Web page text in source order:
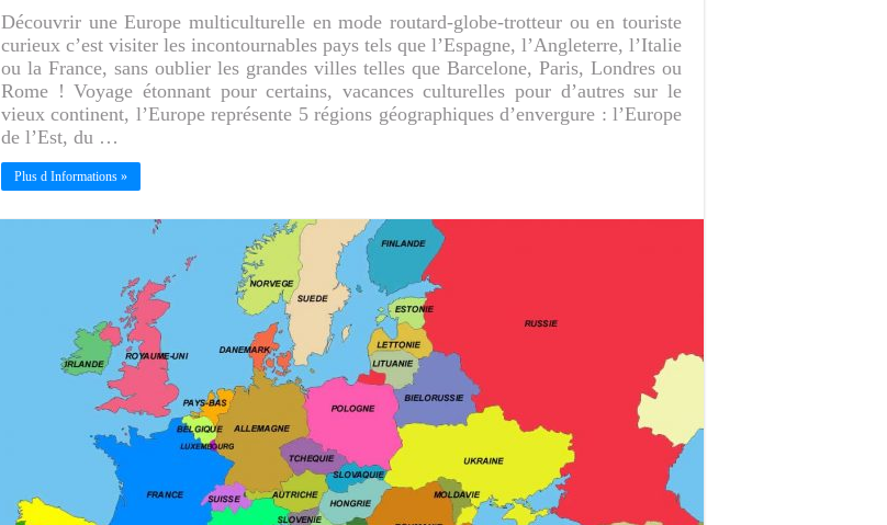
Découvrir une Europe multiculturelle en mode routard-globe-trotteur ou en touriste
curieux c’est visiter les incontournables pays tels que l’Espagne, l’Angleterre, l’Italie
ou la France, sans oublier les grandes villes telles que Barcelone, Paris, Londres ou
Rome ! Voyage étonnant pour certains, vacances culturelles pour d’autres sur le
vieux continent, l’Europe représente 5 régions géographiques d’envergure : l’Europe
de l’Est, du …
Plus d Informations »